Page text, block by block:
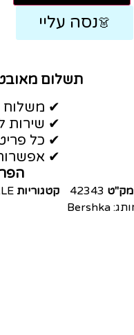
👗נסה עליי
תשלום
✔ משלוח
✔ שירות
✔ כל
✔
מק"ט 42343 קטגוריות
Bershka